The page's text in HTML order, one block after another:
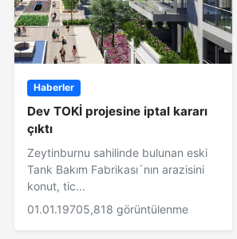
Haberler
Dev TOKİ projesine iptal kararı
çıktı
Zeytinburnu sahilinde bulunan eski
Tank Bakım Fabrikası´nın arazisini
konut, tic...
01.01.19705,818 görüntülenme